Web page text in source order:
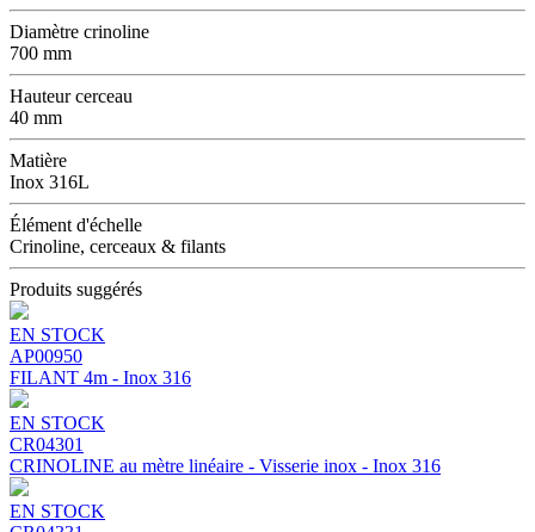
Diamètre crinoline
700 mm
Hauteur cerceau
40 mm
Matière
Inox 316L
Élément d'échelle
Crinoline, cerceaux & filants
Produits suggérés
EN STOCK
AP00950
FILANT 4m - Inox 316
EN STOCK
CR04301
CRINOLINE au mètre linéaire - Visserie inox - Inox 316
EN STOCK